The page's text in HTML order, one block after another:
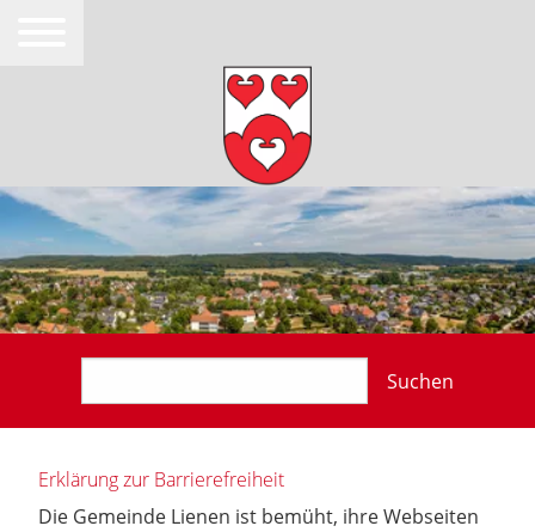
Suchen
Erklärung zur Barrierefreiheit
Die Gemeinde Lienen ist bemüht, ihre Webseiten